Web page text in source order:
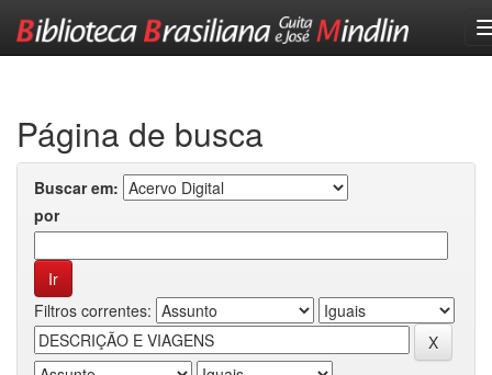
Página de busca
Buscar em:
por
Filtros correntes: